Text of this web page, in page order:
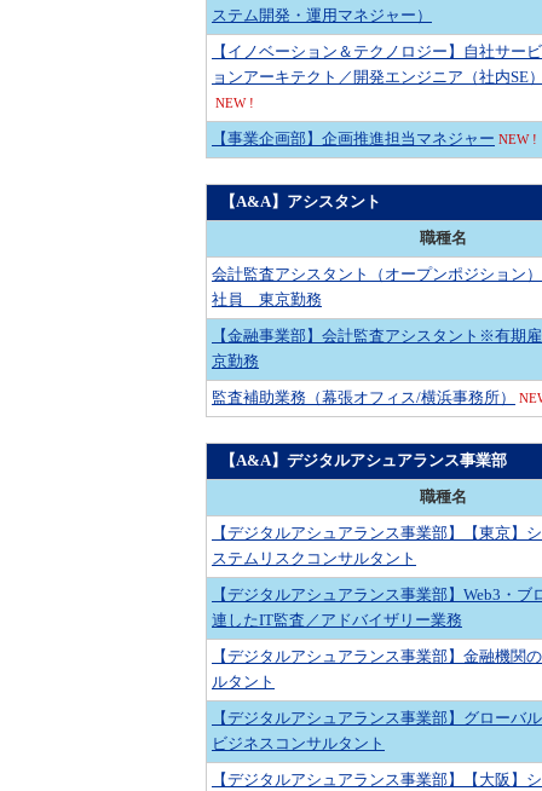
ステム開発・運用マネジャー）
【イノベーション＆テクノロジー】自社サー
ョンアーキテクト／開発エンジニア（社内
NEW !
【事業企画部】企画推進担当マネジャー NEW !
【A&A】アシスタント
職種名
会計監査アシスタント（オープンポジション
社員 東京勤務
【金融事業部】会計監査アシスタント※有期
京勤務
監査補助業務（幕張オフィス/横浜事務所）
【A&A】デジタルアシュアランス事業部
職種名
【デジタルアシュアランス事業部】【東京】
ステムリスクコンサルタント
【デジタルアシュアランス事業部】Web3・ブ
連したIT監査／アドバイザリー業務
【デジタルアシュアランス事業部】金融機関
ルタント
【デジタルアシュアランス事業部】グローバ
ビジネスコンサルタント
【デジタルアシュアランス事業部】【大阪】